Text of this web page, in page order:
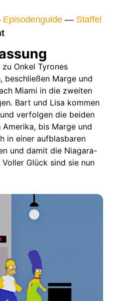
Episodenguide — Staffel
Onkel Tyrones
beschließen Marge und
Miami in die zweiten
Bart und Lisa kommen
verfolgen die beiden
bis Marge und
in einer aufblasbaren
und damit die Niagara-
Glück sind sie nun